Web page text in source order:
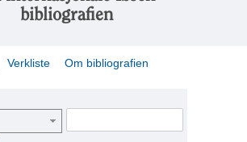
bibliografien
Verkliste Om bibliografien